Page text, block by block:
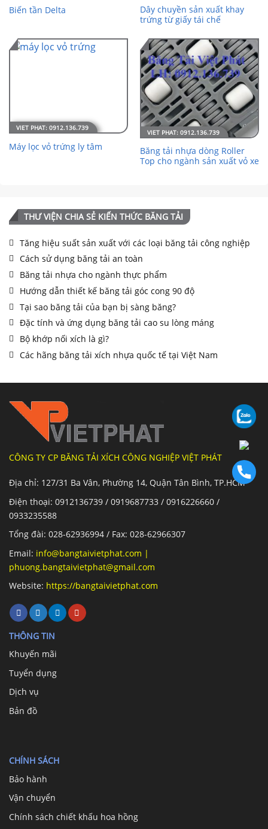
Biến tần Delta
Dây chuyền sản xuất khay
trứng từ giấy tái chế
Máy lọc vỏ trứng ly tâm
Băng tải nhựa dòng Roller
Top cho ngành sản xuất vỏ xe
THƯ VIỆN CHIA SẺ KIẾN THỨC BĂNG TẢI
Tăng hiệu suất sản xuất với các loại băng tải công nghiệp
Cách sử dụng băng tải an toàn
Băng tải nhựa cho ngành thực phẩm
Hướng dẫn thiết kế băng tải góc cong 90 độ
Tại sao băng tải của bạn bị sàng băng?
Đặc tính và ứng dụng băng tải cao su lòng máng
Bộ khớp nối xích là gì?
Các hãng băng tải xích nhựa quốc tế tại Việt Nam
CÔNG TY CP BĂNG TẢI XÍCH CÔNG NGHIỆP VIỆT PHÁT
Địa chỉ: 127/31 Ba Vân, Phường 14, Quận Tân Bình, TP.HCM
Điện thoại: 0912136739 / 0919687733 / 0916226660 /
0933235588
Tổng đài: 028-62936994 / Fax: 028-62966307
Email: info@bangtaivietphat.com |
phuong.bangtaivietphat@gmail.com
Website: https://bangtaivietphat.com
THÔNG TIN
Khuyến mãi
Tuyển dụng
Dịch vụ
Bản đồ
CHÍNH SÁCH
Bảo hành
Vận chuyển
Chính sách chiết khấu hoa hồng